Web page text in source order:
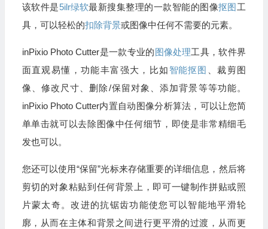
该软件是5ilr绿软最新搜集整理的一款智能的图像抠图工
具，可以轻松的扣除背景或图像中任何不需要的元素。
inPixio Photo Cutter是一款专业的图像处理工具，软件界
面直观易懂，功能丰富强大，比如 智能抠图
、裁剪图
像、修改尺寸、删除/保留对象、添加背景等等功能。
inPixio Photo Cutter内置自动图像分析算法，可以让您简
单单击就可以去除图像中任何细节，即使是非常精细毛
发也可以。
您还可以使用“保留”光标来存储重要的详细信息，然后将
剪切的对象粘贴到任何背景上，即可一键制作拼贴或照
片蒙太奇。改进的抗锯齿功能使您可以智能地平滑轮
廓，从而在主体和背景之间进行更平滑的过渡，从而更